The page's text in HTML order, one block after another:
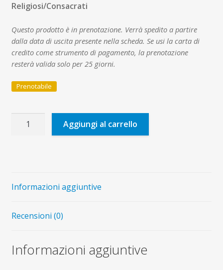
Religiosi/Consacrati
Questo prodotto è in prenotazione. Verrà spedito a partire
dalla data di uscita presente nella scheda. Se usi la carta di
credito come strumento di pagamento, la prenotazione
resterà valida solo per 25 giorni.
Prenotabile
Saggi
Aggiungi al carrello
Informazioni aggiuntive
Recensioni (0)
Informazioni aggiuntive